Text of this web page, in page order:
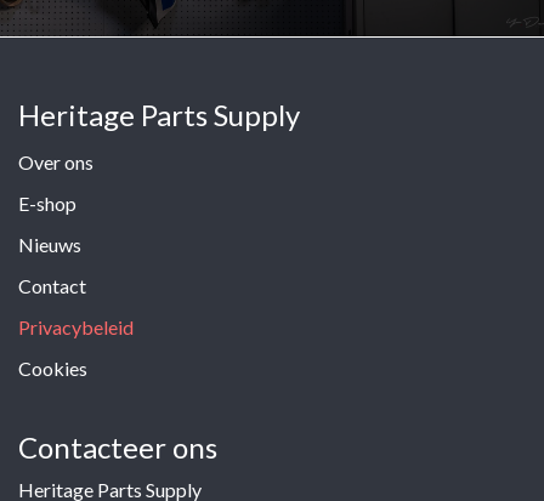
Heritage Parts Supply
Over ons
E-shop
Nieuws
Contact
Privacybeleid
Cookies
Contacteer ons
Heritage Parts Supply